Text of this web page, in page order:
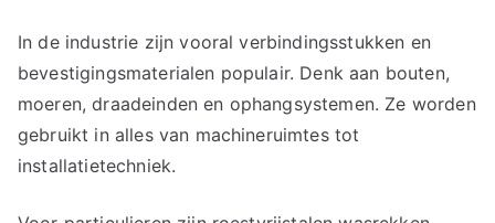
In de industrie zijn vooral verbindingsstukken en
bevestigingsmaterialen populair. Denk aan bouten,
moeren, draadeinden en ophangsystemen. Ze worden
gebruikt in alles van machineruimtes tot
installatietechniek.